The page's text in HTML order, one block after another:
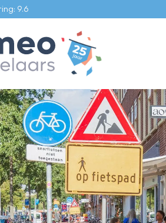
9.6
goed